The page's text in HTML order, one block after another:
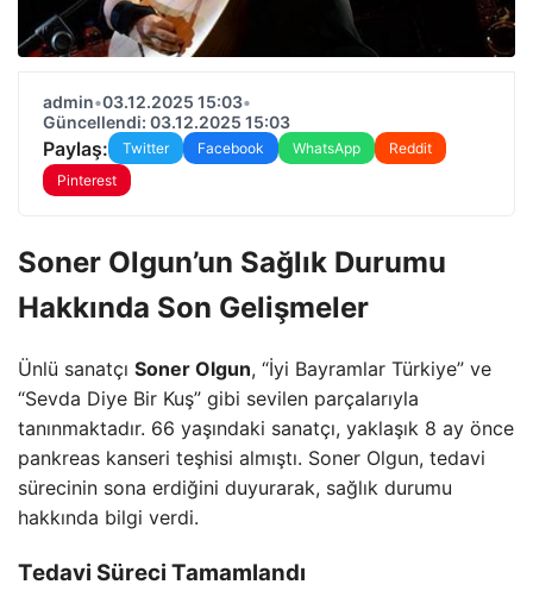
admin•03.12.2025 15:03•
Güncellendi: 03.12.2025 15:03
Paylaş: Twitter Facebook WhatsApp
Reddit
Pinterest
Soner Olgun’un Sağlık Durumu
Hakkında Son Gelişmeler
Ünlü sanatçı Soner Olgun, “İyi Bayramlar Türkiye” ve
“Sevda Diye Bir Kuş” gibi sevilen parçalarıyla
tanınmaktadır. 66 yaşındaki sanatçı, yaklaşık 8 ay önce
pankreas kanseri teşhisi almıştı. Soner Olgun, tedavi
sürecinin sona erdiğini duyurarak, sağlık durumu
hakkında bilgi verdi.
Tedavi Süreci Tamamlandı